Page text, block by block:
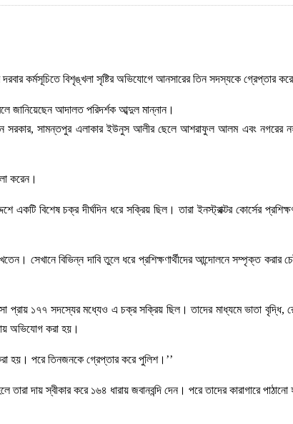
দরবার কর্মসূচিতে বিশৃঙ্খলা সৃষ্টির অভিযোগে আনসারের তিন সদস্যকে গ্রেপ্তার
জানিয়েছেন আদালত পরিদর্শক আব্দুল মান্নান।
সরকার, সামন্তপুর এলাকার ইউনুস আলীর ছেলে আশরাফুল আলম এবং
করেন।
একটি বিশেষ চক্র দীর্ঘদিন ধরে সক্রিয় ছিল। তারা ইনস্ট্রাক্টর কোর্সের
সেখানে বিভিন্ন দাবি তুলে ধরে প্রশিক্ষণার্থীদের আন্দোলনে সম্পৃক্ত করার
১৭৭ সদস্যের মধ্যেও এ চক্র সক্রিয় ছিল। তাদের মাধ্যমে ভাতা বৃদ্ধি,
অভিযোগ করা হয়।
করা হয়। পরে তিনজনকে গ্রেপ্তার করে পুলিশ।’’
দায় স্বীকার করে ১৬৪ ধারায় জবানবন্দি দেন। পরে তাদের কারাগারে